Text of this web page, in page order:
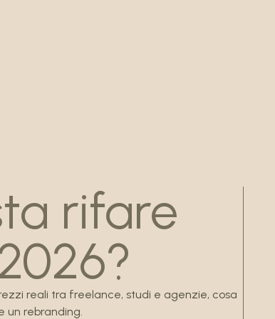
rifare
reali tra freelance, studi e agenzie, cosa
un rebranding.